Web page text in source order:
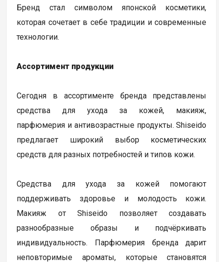
Бренд стал символом японской косметики,
которая сочетает в себе традиции и современные
технологии.
Ассортимент продукции
Сегодня в ассортименте бренда представлены
средства для ухода за кожей, макияж,
парфюмерия и антивозрастные продукты. Shiseido
предлагает широкий выбор косметических
средств для разных потребностей и типов кожи.
Средства для ухода за кожей помогают
поддерживать здоровье и молодость кожи.
Макияж от Shiseido позволяет создавать
разнообразные образы и подчёркивать
индивидуальность. Парфюмерия бренда дарит
неповторимые ароматы, которые становятся